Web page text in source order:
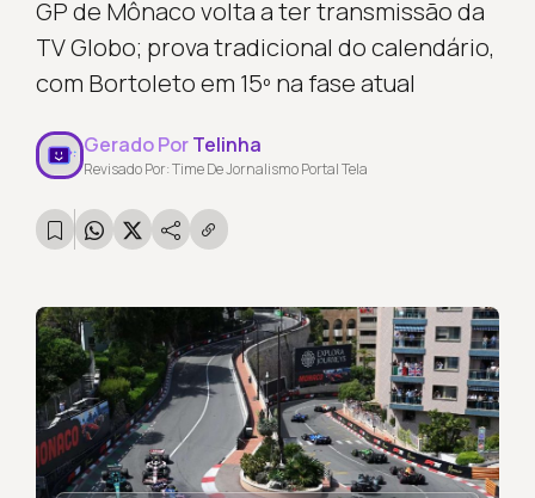
GP de Mônaco volta a ter transmissão da
TV Globo; prova tradicional do calendário,
com Bortoleto em 15º na fase atual
Gerado PorTelinha
Revisado Por: Time De Jornalismo Portal Tela